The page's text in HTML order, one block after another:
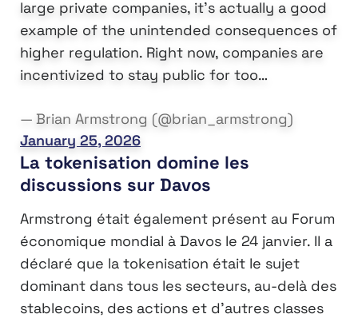
large private companies, it's actually a good
example of the unintended consequences of
higher regulation. Right now, companies are
incentivized to stay public for too…
— Brian Armstrong (@brian_armstrong)
January 25, 2026
La tokenisation domine les
discussions sur Davos
Armstrong était également présent au Forum
économique mondial à Davos le 24 janvier. Il a
déclaré que la tokenisation était le sujet
dominant dans tous les secteurs, au-delà des
stablecoins, des actions et d’autres classes